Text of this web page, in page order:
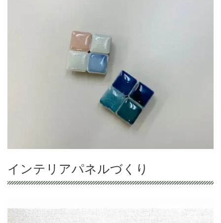
インテリアパネルづくり